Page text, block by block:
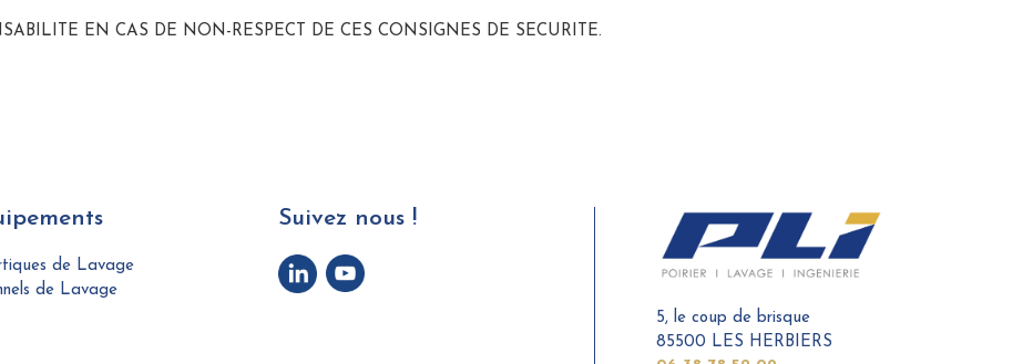
EN CAS DE NON-RESPECT DE CES CONSIGNES DE SECURITE.
de Lavage
de Lavage
Suivez nous !
5, le coup de brisque
85500 LES HERBIERS